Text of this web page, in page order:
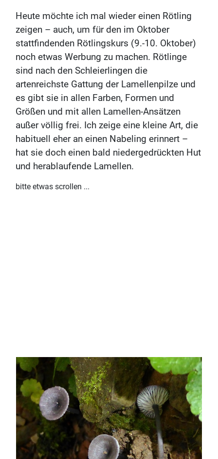
Heute möchte ich mal wieder einen Rötling
zeigen – auch, um für den im Oktober
stattfindenden Rötlingskurs (9.-10. Oktober)
noch etwas Werbung zu machen. Rötlinge
sind nach den Schleierlingen die
artenreichste Gattung der Lamellenpilze und
es gibt sie in allen Farben, Formen und
Größen und mit allen Lamellen-Ansätzen
außer völlig frei. Ich zeige eine kleine Art, die
habituell eher an einen Nabeling erinnert –
hat sie doch einen bald niedergedrückten Hut
und herablaufende Lamellen.
bitte etwas scrollen ...